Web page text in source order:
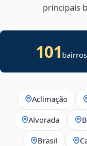
principais
101
Aclimação
Alvorada
Brasil